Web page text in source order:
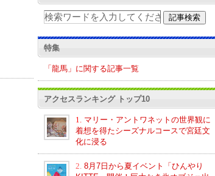
特集
「龍馬」に関する記事一覧
アクセスランキング トップ10
1.
マリー・アントワネットの世界観に
着想を得たシーズナルコースで宮廷文
化に浸る
2. 8月7日から夏イベント「ひんやり